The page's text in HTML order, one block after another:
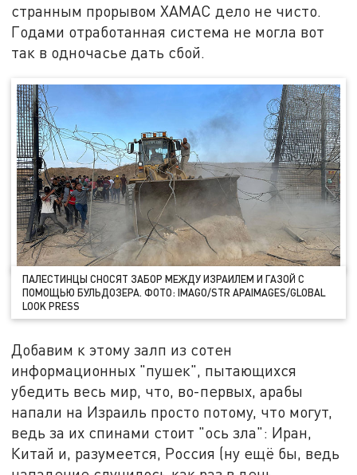
странным прорывом ХАМАС дело не чисто.
Годами отработанная система не могла вот
так в одночасье дать сбой.
ПАЛЕСТИНЦЫ СНОСЯТ ЗАБОР МЕЖДУ ИЗРАИЛЕМ И ГАЗОЙ С
ПОМОЩЬЮ БУЛЬДОЗЕРА. ФОТО: IMAGO/STR APAIMAGES/GLOBAL
LOOK PRESS
Добавим к этому залп из сотен
информационных "пушек", пытающихся
убедить весь мир, что, во-первых, арабы
напали на Израиль просто потому, что могут,
ведь за их спинами стоит "ось зла": Иран,
Китай и, разумеется, Россия (ну ещё бы, ведь